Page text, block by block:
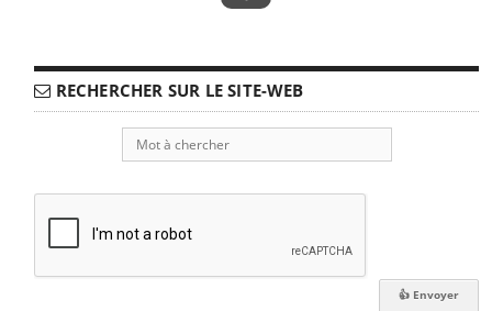
RECHERCHER SUR LE SITE-WEB